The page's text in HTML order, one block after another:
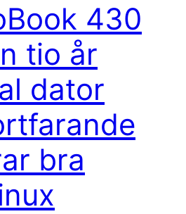
430
tio år
dator
bra